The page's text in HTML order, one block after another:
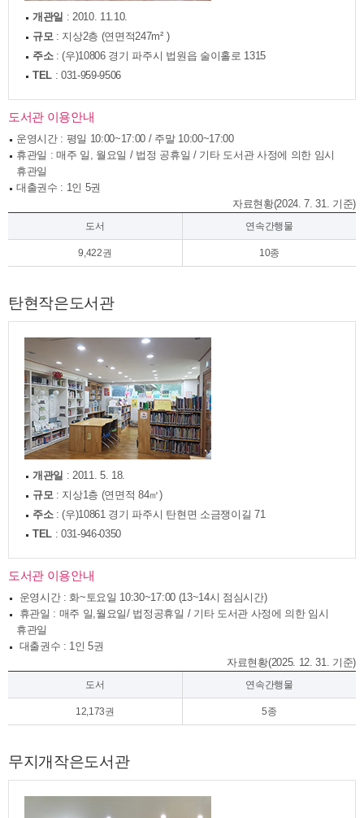
개관일 : 2010. 11.10.
규모: 지상2층 (연면적247m² )
주소: (우)10806 경기 파주시 법원읍 술이홀로 1315
TEL : 031-959-9506
도서관 이용안내
­운영시간 : 평일 10:00~17:00 / 주말 10:00~17:00
­휴관일 : 매주 일, 월요일 / 법정 공휴일 / 기타 도서관 사정에 의한 임시
휴관일
­대출권수 : 1인 5권
자료현황(2024. 7. 31. 기준)
도서 연속간행물
9,422권 10종
탄현작은도서관
개관일 : 2011. 5. 18.
규모: 지상1층 (연면적 84㎡)
주소: (우)10861 경기 파주시 탄현면 소금쟁이길 71
TEL : 031-946-0350
도서관 이용안내
­ 운영시간 : 화~토요일 10:30~17:00 (13~14시 점심시간)
­ 휴관일 : 매주 일,월요일/ 법정공휴일 / 기타 도서관 사정에 의한 임시
휴관일
­ 대출권수 : 1인 5권
자료현황(2025. 12. 31. 기준)
도서 연속간행물
12,173권 5종
무지개작은도서관